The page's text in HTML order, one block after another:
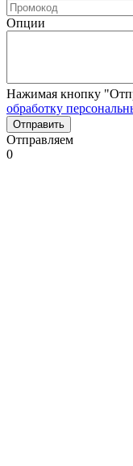
Опции
Нажимая кнопку
обработку
Отправляем
0